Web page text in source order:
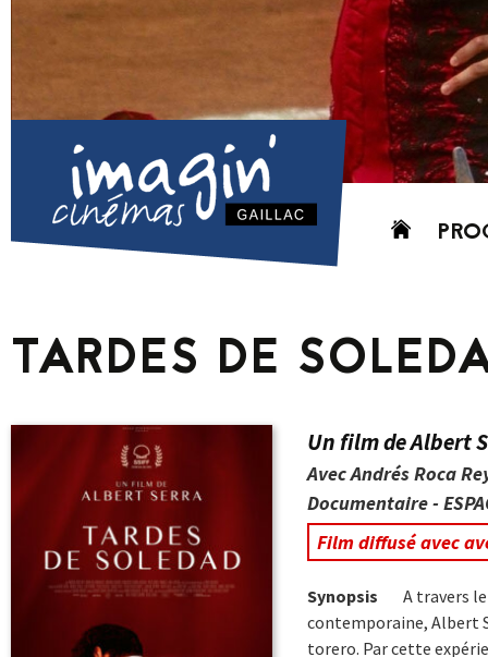
Aller
TARDES DE
Un film de Albert
Avec Andrés Roca
Documentaire -
Film diffusé avec
Synopsis
A travers
contemporaine, Albert
torero. Par cette